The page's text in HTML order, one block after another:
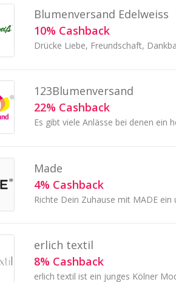
Blumenversand Edelweiss
10% Cashback
123Blumenversand
22% Cashback
Made
4% Cashback
Richte Dein Zuhause mit MADE
erlich textil
8% Cashback